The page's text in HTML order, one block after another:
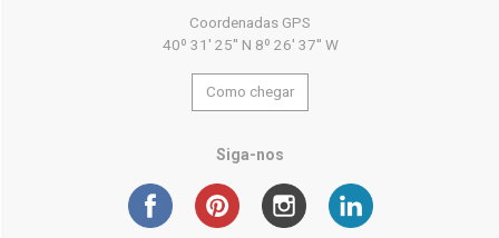
Coordenadas GPS
40º 31' 25'' N 8º 26' 37'' W
Como chegar
Siga-nos